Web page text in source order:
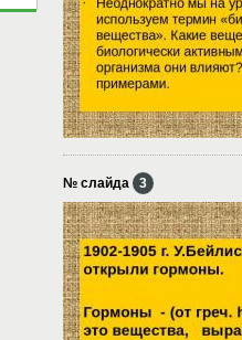
№ слайда 3